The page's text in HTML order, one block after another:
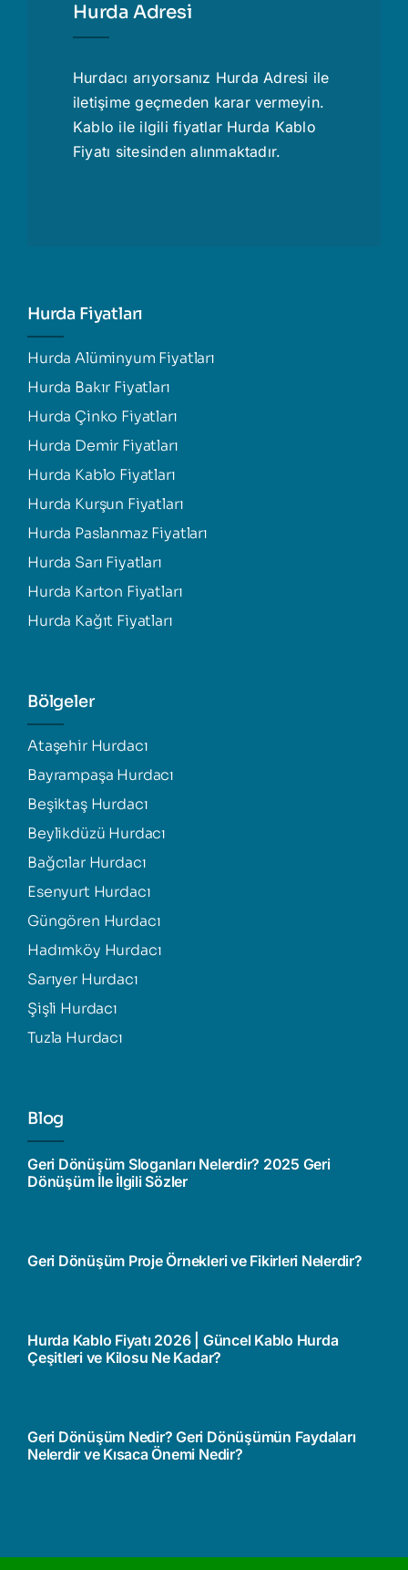
Hurda Adresi
Hurdacı arıyorsanız Hurda Adresi ile
iletişime geçmeden karar vermeyin.
Kablo ile ilgili fiyatlar Hurda Kablo
Fiyatı sitesinden alınmaktadır.
Hurda Fiyatları
Hurda Alüminyum Fiyatları
Hurda Bakır Fiyatları
Hurda Çinko Fiyatları
Hurda Demir Fiyatları
Hurda Kablo Fiyatları
Hurda Kurşun Fiyatları
Hurda Paslanmaz Fiyatları
Hurda Sarı Fiyatları
Hurda Karton Fiyatları
Hurda Kağıt Fiyatları
Bölgeler
Ataşehir Hurdacı
Bayrampaşa Hurdacı
Beşiktaş Hurdacı
Beylikdüzü Hurdacı
Bağcılar Hurdacı
Esenyurt Hurdacı
Güngören Hurdacı
Hadımköy Hurdacı
Sarıyer Hurdacı
Şişli Hurdacı
Tuzla Hurdacı
Blog
Geri Dönüşüm Sloganları Nelerdir? 2025 Geri
Dönüşüm İle İlgili Sözler
Geri Dönüşüm Proje Örnekleri ve Fikirleri Nelerdir?
Hurda Kablo Fiyatı 2026 | Güncel Kablo Hurda
Çeşitleri ve Kilosu Ne Kadar?
Geri Dönüşüm Nedir? Geri Dönüşümün Faydaları
Nelerdir ve Kısaca Önemi Nedir?